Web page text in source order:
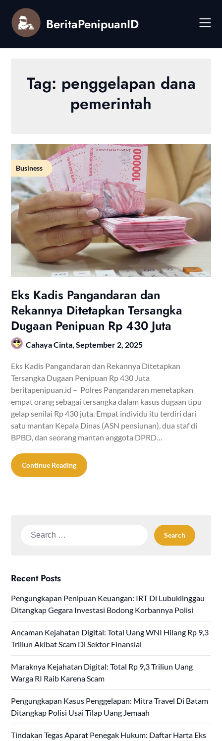
content
BeritaPenipuanID
Tag: penggelapan dana
pemerintah
Business
Eks Kadis Pangandaran dan
Rekannya Ditetapkan Tersangka
Dugaan Penipuan Rp 430 Juta
Cahaya Cinta,September 2, 2025
Eks Kadis Pangandaran dan Rekannya Ditetapkan
Tersangka Dugaan Penipuan Rp 430 Juta
beritapenipuan.id – Polres Pangandaran menetapkan
empat orang sebagai tersangka dalam kasus dugaan tipu
gelap senilai Rp 430 juta. Empat individu itu terdiri dari
satu mantan Kepala Dinas (ASN pensiunan), dua staf di
BPBD, dan seorang mantan anggota DPRD…
Continue Reading
Search
Recent Posts
Pengungkapan Penipuan Keuangan: IRT Di Lubuklinggau
Ditangkap Gegara Investasi Bodong Korbannya Polisi
Ancaman Kejahatan Digital: Total Uang WNI Hilang Rp 9,3
Triliun Akibat Scam Di Sektor Finansial
Maraknya Kejahatan Digital: Total Rp 9,3 Triliun Uang
Warga RI Raib Karena Scam
Pengungkapan Kasus Penggelapan: Mitra Travel Di Batam
Ditangkap Polisi Usai Tilap Uang Jemaah
Tindakan Tegas Aparat Penegak Hukum: Daftar Harta Eks